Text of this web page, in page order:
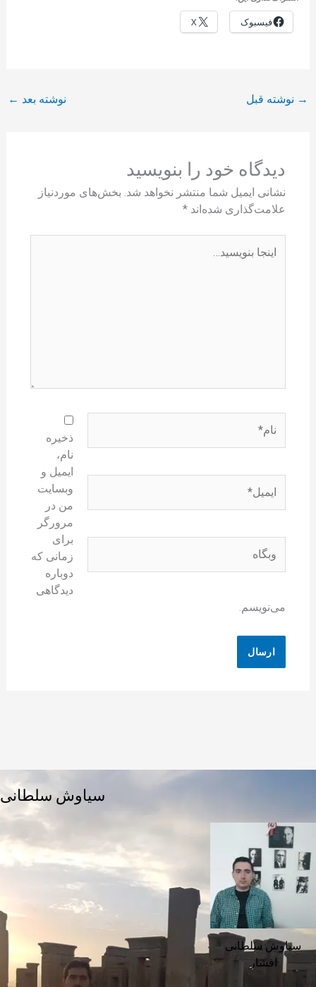
فیسبوک X
→ نوشته قبل نوشته بعد ←
دیدگاه‌ خود را بنویسید
نشانی ایمیل شما منتشر نخواهد شد. بخش‌های موردنیاز
علامت‌گذاری شده‌اند *
بنویسید…
ذخیره
نام،
ایمیل و
وبسایت
من در
مرورگر
برای
زمانی که
دوباره
دیدگاهی
می‌نویسم.
سیاوش سلطانی
سیاوش سلطانی
افشار